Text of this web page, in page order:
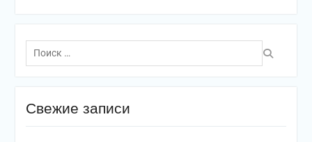
Поиск
по:
Свежие записи